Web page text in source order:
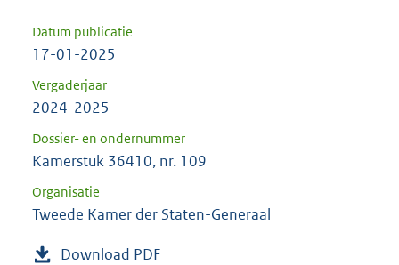
Datum publicatie
17-01-2025
Vergaderjaar
2024-2025
Dossier- en ondernummer
Kamerstuk 36410, nr. 109
Organisatie
Tweede Kamer der Staten-Generaal
Download PDF